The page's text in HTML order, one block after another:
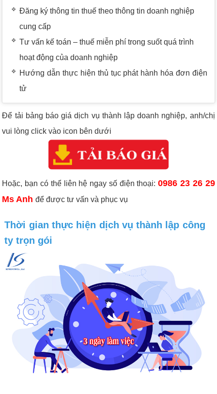
Đăng ký thông tin thuế theo thông tin doanh nghiệp
cung cấp
Tư vấn kế toán – thuế miễn phí trong suốt quá trình
hoạt động của doanh nghiệp
Hướng dẫn thực hiện thủ tục phát hành hóa đơn điện
tử
Để tải bảng báo giá dịch vụ thành lập doanh nghiệp, anh/chị
vui lòng click vào icon bên dưới
Hoặc, bạn có thể liên hệ ngay số điện thoại:0986 23 26 29
Ms Anhđể được tư vấn và phục vụ
Thời gian thực hiện dịch vụ thành lập công
ty trọn gói